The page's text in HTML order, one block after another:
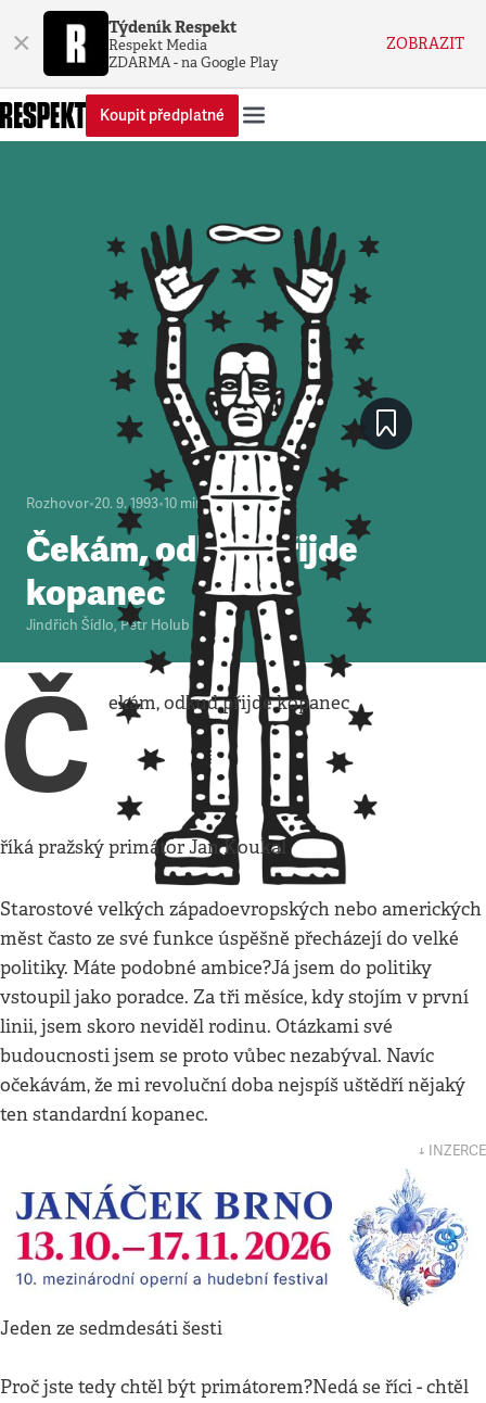
× Týdeník Respekt
Respekt Media
ZDARMA - na Google Play
ZOBRAZIT
Koupit předplatné
Rozhovor•20. 9. 1993•10 minut
Čekám, odkud přijde
kopanec
Jindřich Šídlo,Petr Holub
Č ekám, odkud přijde kopanec
říká pražský primátor Jan Koukal
Starostové velkých západoevropských nebo amerických
měst často ze své funkce úspěšně přecházejí do velké
politiky. Máte podobné ambice?Já jsem do politiky
vstoupil jako poradce. Za tři měsíce, kdy stojím v první
linii, jsem skoro neviděl rodinu. Otázkami své
budoucnosti jsem se proto vůbec nezabýval. Navíc
očekávám, že mi revoluční doba nejspíš uštědří nějaký
ten standardní kopanec.
↓ INZERCE
Jeden ze sedmdesáti šesti
Proč jste tedy chtěl být primátorem?Nedá se říci - chtěl